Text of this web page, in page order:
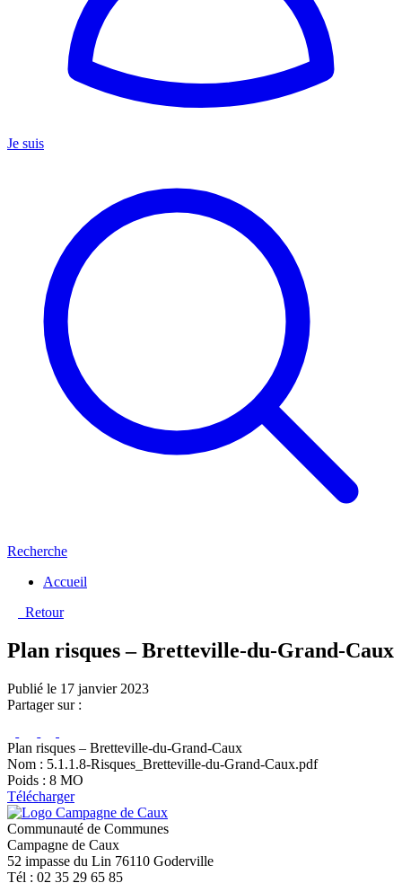
Je suis
Recherche
Accueil
Retour
Plan risques – Bretteville-du-Grand-Caux
Publié le 17 janvier 2023
Partager sur :
Plan risques – Bretteville-du-Grand-Caux
Nom : 5.1.1.8-Risques_Bretteville-du-Grand-Caux.pdf
Poids : 8 MO
Télécharger
Communauté de Communes
Campagne de Caux
52 impasse du Lin 76110 Goderville
Tél : 02 35 29 65 85